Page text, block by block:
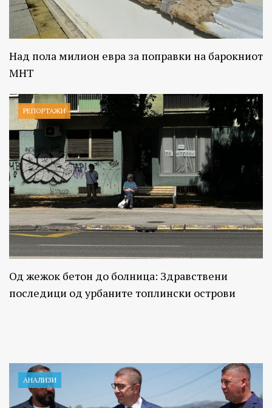
Над пола милион евра за поправки на барокниот
МНТ
РЕПОРТАЖИ
Од жежок бетон до болница: Здравствени
последици од урбаните топлински острови
АНАЛИЗИ